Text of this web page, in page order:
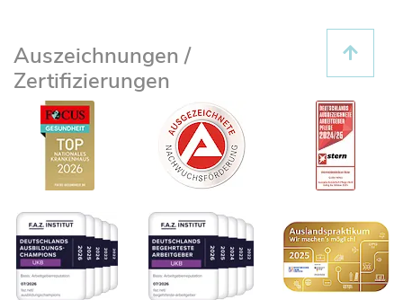
Auszeichnungen /
Zertifizierungen